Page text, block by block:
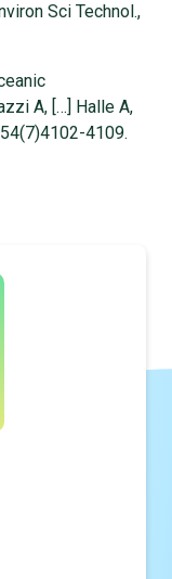
Sci Technol.,
A, […] Halle A,
4109.